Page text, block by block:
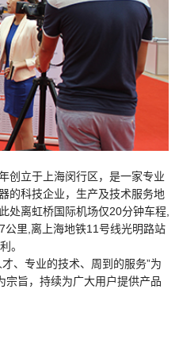
立于上海闵行区，是一家专业
的科技企业，生产及技术服务地
处离虹桥国际机场仅20分钟车程,
里,离上海地铁11号线光明路站
。
专业的技术、周到的服务”为
宗旨，持续为广大用户提供产品